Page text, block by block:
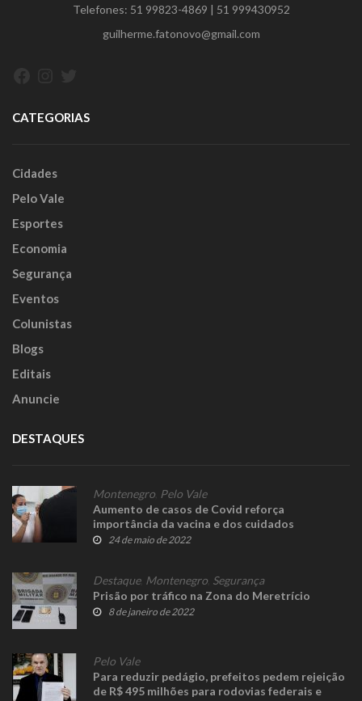
Telefones: 51 99823-4869 | 51 999430952
guilherme.fatonovo@gmail.com
CATEGORIAS
Cidades
Pelo Vale
Esportes
Economia
Segurança
Eventos
Colunistas
Blogs
Editais
Anuncie
DESTAQUES
Montenegro Pelo Vale
Aumento de casos de Covid reforça
importância da vacina e dos cuidados
24 de maio de 2022
Destaque, Montenegro Segurança
Prisão por tráfico na Zona do Meretrício
8 de janeiro de 2022
Pelo Vale
Para reduzir pedágio, prefeitos pedem rejeição
de R$ 495 milhões para rodovias federais e